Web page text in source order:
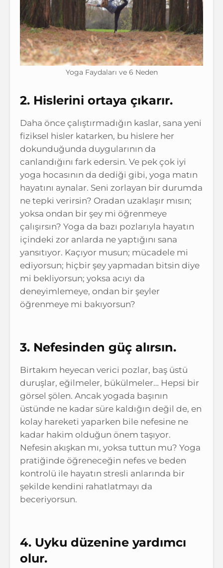
Yoga Faydaları ve 6 Neden
2. Hislerini ortaya çıkarır.
Daha önce çalıştırmadığın kaslar, sana yeni
fiziksel hisler katarken, bu hislere her
dokunduğunda duygularının da
canlandığını fark edersin. Ve pek çok iyi
yoga hocasının da dediği gibi, yoga matın
hayatını aynalar. Seni zorlayan bir durumda
ne tepki verirsin? Oradan uzaklaşır mısın;
yoksa ondan bir şey mi öğrenmeye
çalışırsın? Yoga da bazı pozlarıyla hayatın
içindeki zor anlarda ne yaptığını sana
yansıtıyor. Kaçıyor musun; mücadele mi
ediyorsun; hiçbir şey yapmadan bitsin diye
mi bekliyorsun; yoksa acıyı da
deneyimlemeye, ondan bir şeyler
öğrenmeye mi bakıyorsun?
3. Nefesinden güç alırsın.
Birtakım heyecan verici pozlar, baş üstü
duruşlar, eğilmeler, bükülmeler… Hepsi bir
görsel şölen. Ancak yogada başının
üstünde ne kadar süre kaldığın değil de, en
kolay hareketi yaparken bile nefesine ne
kadar hakim olduğun önem taşıyor.
Nefesin akışkan mı, yoksa tuttun mu? Yoga
pratiğinde öğreneceğin nefes ve beden
kontrolü ile hayatın stresli anlarında bir
şekilde kendini rahatlatmayı da
beceriyorsun.
4. Uyku düzenine yardımcı
olur.